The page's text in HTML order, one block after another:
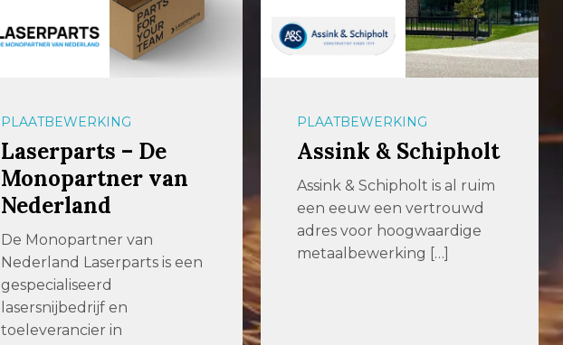
PLAATBEWERKING
Laserparts – De
Monopartner van
Nederland
De Monopartner van
Nederland Laserparts is een
gespecialiseerd
lasersnijbedrijf en
toeleverancier in
PLAATBEWERKING
Assink & Schipholt
Assink & Schipholt is al ruim
een eeuw een vertrouwd
adres voor hoogwaardige
metaalbewerking […]